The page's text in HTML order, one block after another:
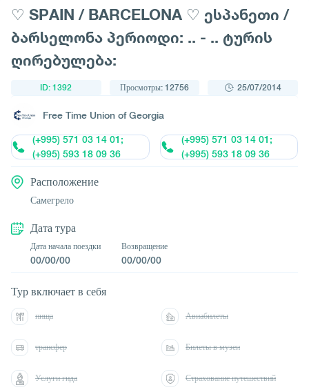
♡ SPAIN / BARCELONA ♡ ესპანეთი /
ბარსელონა პერიოდი: .. - .. ტურის
ღირებულება:
ID: 1392 Просмотры: 12756 25/07/2014
Free Time Union of Georgia
(+995) 571 03 14 01;
(+995) 593 18 09 36
(+995) 571 03 14 01;
(+995) 593 18 09 36
Расположение
Самегрело
Дата тура
Дата начала поездки
00/00/00
Возвращение
00/00/00
Тур включает в себя
пища Авиабилеты
трансфер Билеты в музеи
Услуги гида Страхование путешествий